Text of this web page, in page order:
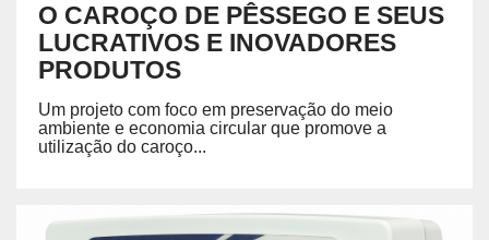
O CAROÇO DE PÊSSEGO E SEUS
LUCRATIVOS E INOVADORES
PRODUTOS
Um projeto com foco em preservação do meio
ambiente e economia circular que promove a
utilização do caroço...